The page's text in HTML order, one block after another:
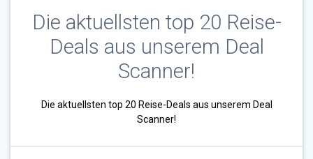
Die aktuellsten top 20 Reise-
Deals aus unserem Deal
Scanner!
Die aktuellsten top 20 Reise-Deals aus unserem Deal
Scanner!